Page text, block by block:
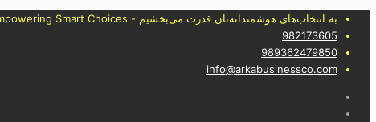
به انتخاب‌های هوشمندانه‌تان قدرت می‌بخشیم - Empowering Smart Choices
982173605
989362479850
info@arkabusinessco.com